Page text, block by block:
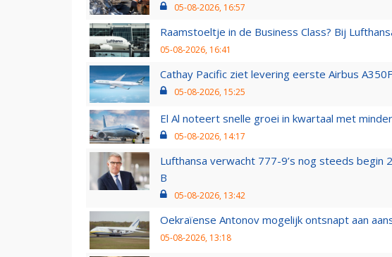
05-08-2026, 16:57
Raamstoeltje in de Business Class? Bij
05-08-2026, 16:41
Cathay Pacific ziet levering eerste Airbus
05-08-2026, 15:25
El Al noteert snelle groei in kwartaal met
05-08-2026, 14:17
Lufthansa verwacht 777-9’s nog steeds begin
B
05-08-2026, 13:42
Oekraïense Antonov mogelijk ontsnapt aan
05-08-2026, 13:18